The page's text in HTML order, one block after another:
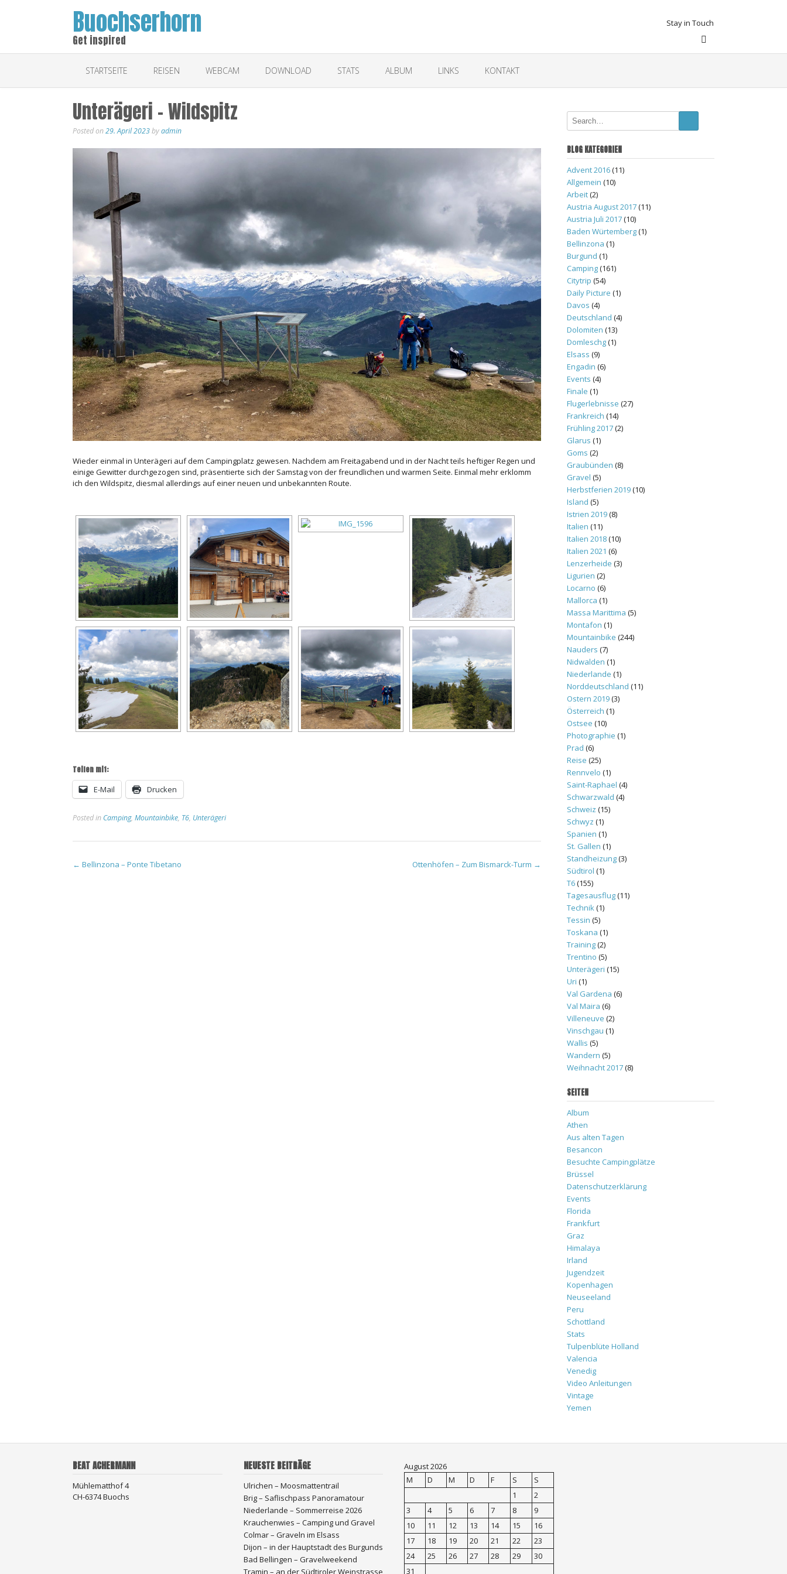
Buochserhorn
Get inspired
Stay in Touch
STARTSEITE REISEN WEBCAM DOWNLOAD STATS ALBUM LINKS KONTAKT
Unterägeri – Wildspitz
Posted on29. April 2023byadmin
Wieder einmal in Unterägeri auf dem Campingplatz gewesen. Nachdem am Freitagabend und in der Nacht teils heftiger Regen und
einige Gewitter durchgezogen sind, präsentierte sich der Samstag von der freundlichen und warmen Seite. Einmal mehr erklomm
ich den Wildspitz, diesmal allerdings auf einer neuen und unbekannten Route.
Teilen mit:
E-Mail
Drucken
Posted in Camping, Mountainbike, T6, Unterägeri
Post
← Bellinzona – Ponte Tibetano Ottenhöfen – Zum Bismarck-Turm →
BLOG KATEGORIEN
Advent 2016(11)
Allgemein (10)
Arbeit(2)
Austria August 2017(11)
Austria Juli 2017(10)
Baden Würtemberg(1)
Bellinzona (1)
Burgund (1)
Camping(161)
Citytrip (54)
Daily Picture (1)
Davos (4)
Deutschland (4)
Dolomiten (13)
Domleschg(1)
Elsass (9)
Engadin (6)
Events (4)
Finale (1)
Flugerlebnisse (27)
Frankreich (14)
Frühling 2017(2)
Glarus (1)
Goms (2)
Graubünden (8)
Gravel (5)
Herbstferien 2019(10)
Island (5)
Istrien 2019(8)
Italien (11)
Italien 2018(10)
Italien 2021 (6)
Lenzerheide (3)
Ligurien (2)
Locarno (6)
Mallorca (1)
Massa Marittima (5)
Montafon (1)
Mountainbike (244)
Nauders (7)
Nidwalden (1)
Niederlande (1)
Norddeutschland (11)
Ostern 2019(3)
Österreich (1)
Ostsee (10)
Photographie (1)
Prad (6)
Reise (25)
Rennvelo (1)
Saint-Raphael (4)
Schwarzwald (4)
Schweiz (15)
Schwyz (1)
Spanien (1)
St. Gallen (1)
Standheizung(3)
Südtirol (1)
T6(155)
Tagesausflug(11)
Technik(1)
Tessin (5)
Toskana (1)
Training(2)
Trentino (5)
Unterägeri (15)
Uri (1)
Val Gardena (6)
Val Maira (6)
Villeneuve (2)
Vinschgau (1)
Wallis (5)
Wandern (5)
Weihnacht 2017(8)
SEITEN
Album
Athen
Aus alten Tagen
Besancon
Besuchte Campingplätze
Brüssel
Datenschutzerklärung
Events
Florida
Frankfurt
Graz
Himalaya
Irland
Jugendzeit
Kopenhagen
Neuseeland
Peru
Schottland
Stats
Tulpenblüte Holland
Valencia
Venedig
Video Anleitungen
Vintage
Yemen
BEAT ACHERMANN
Mühlematthof 4
CH-6374 Buochs
NEUESTE BEITRÄGE
Ulrichen – Moosmattentrail
Brig – Saflischpass Panoramatour
Niederlande – Sommerreise 2026
Krauchenwies – Camping und Gravel
Colmar – Graveln im Elsass
Dijon – in der Hauptstadt des Burgunds
Bad Bellingen – Gravelweekend
Tramin – an der Südtiroler Weinstrasse
August 2026
M
D M D F S
S
1
2
3
4 5 6 7 8
9
10
11 12 13 14 15
16
17
18 19 20 21 22
23
24
25 26 27 28 29
30
31